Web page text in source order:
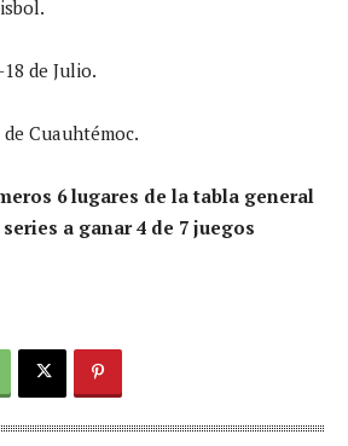
de Julio.
Cuauhtémoc.
6 lugares de la tabla general
a ganar 4 de 7 juegos